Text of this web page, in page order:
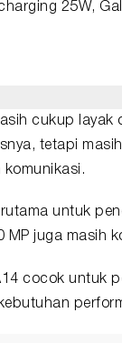
25W,
cukup
tetapi
komunikasi.
untuk
MP juga masih
cocok untuk